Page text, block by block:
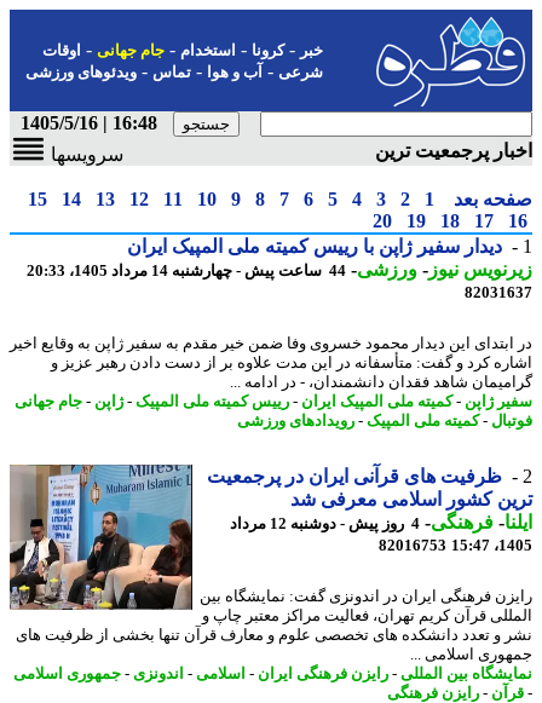
-کرونا-استخدام- جام جهانی-اوقات
شرعی-آب و هوا-تماس-ویدئوهای ورزشی
16:48 | 1405/5/16
پرجمعیت ترین
سرویسها
بعد 1
2
3
4
5
6
7
8
9
10
11
12
13
14
15
17
18
19
20
دیدار سفیر ژاپن با رییس کمیته ملی المپیک ایران
نیوز-ورزشی-44 ساعت پیش - چهارشنبه 14 مرداد 1405، 20:33
این دیدار محمود خسروی وفا ضمن خیر مقدم به سفیر ژاپن به وقایع اخیر
کرد و گفت: متأسفانه در این مدت علاوه بر از دست دادن رهبر عزیز و
شاهد فقدان دانشمندان، - در ادامه ...
ژاپن- کمیته ملی المپیک ایران - رییس کمیته ملی المپیک-ژاپن- جام جهانی
-کمیته ملی المپیک-رویدادهای ورزشی
ظرفیت های قرآنی ایران در پرجمعیت
کشور اسلامی معرفی شد
-فرهنگی-
4 روز پیش - دوشنبه 12 مرداد
82016753
فرهنگی ایران در اندونزی گفت: نمایشگاه بین
قرآن کریم تهران، فعالیت مراکز معتبر چاپ و
و تعدد دانشکده های تخصصی علوم و معارف قرآن تنها بخشی از ظرفیت های
اسلامی ...
بین المللی-رایزن فرهنگی ایران - اسلامی-اندونزی- جمهوری اسلامی
- رایزن فرهنگی